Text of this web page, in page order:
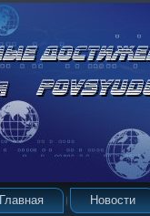
Главная Новости